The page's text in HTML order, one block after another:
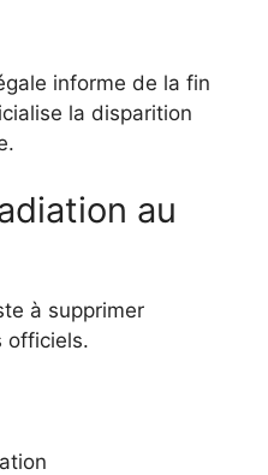
informe de la fin
la disparition
au
à supprimer
officiels.